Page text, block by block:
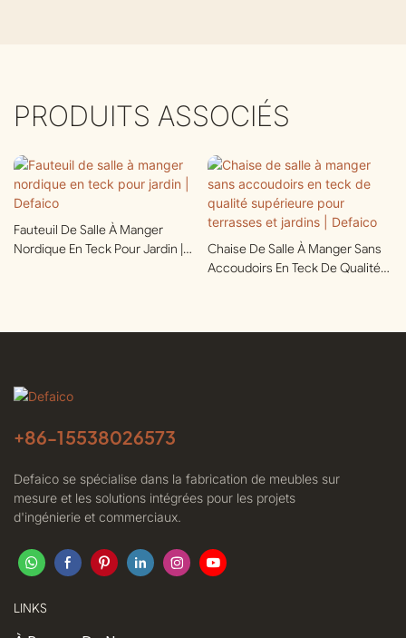
PRODUITS ASSOCIÉS
Fauteuil De Salle À Manger
Nordique En Teck Pour Jardin |
Chaise De Salle À Manger Sans
Accoudoirs En Teck De Qualité
+86-15538026573
Defaico se spécialise dans la fabrication de meubles sur
mesure et les solutions intégrées pour les projets
d'ingénierie et commerciaux.
LINKS